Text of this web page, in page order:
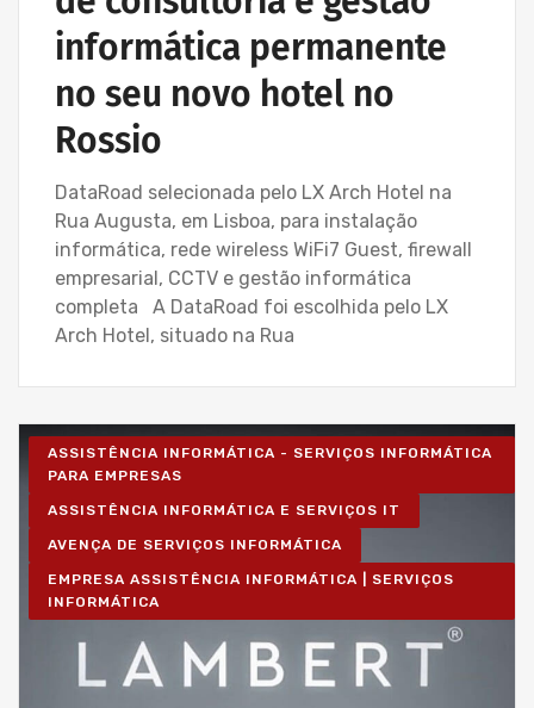
informática permanente
no seu novo hotel no
Rossio
DataRoad selecionada pelo LX Arch Hotel na
Rua Augusta, em Lisboa, para instalação
informática, rede wireless WiFi7 Guest, firewall
empresarial, CCTV e gestão informática
completa A DataRoad foi escolhida pelo LX
Arch Hotel, situado na Rua
ASSISTÊNCIA INFORMÁTICA - SERVIÇOS INFORMÁTICA
PARA EMPRESAS
ASSISTÊNCIA INFORMÁTICA E SERVIÇOS IT
AVENÇA DE SERVIÇOS INFORMÁTICA
EMPRESA ASSISTÊNCIA INFORMÁTICA | SERVIÇOS
INFORMÁTICA